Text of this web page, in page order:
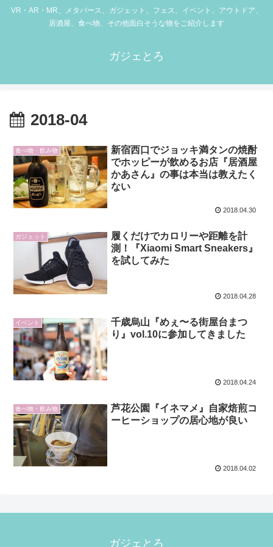
VR・AR・MR、メタバース、ガジェット、フェス、イベント、アウトドア、
居酒屋、食べ物、その他面白そうな物をご紹介します
ガジェとろ
2018-04
食べ物・飲み物
新宿西口でジョッキ満タンの焼酎
でホッピーが飲めるお店『居酒屋
かあさん』の事は本当は教えたく
ない
2018.04.30
ガジェット
履くだけでカロリーや距離を計
測！『Xiaomi Smart Sneakers』
を試してみた
2018.04.28
イベント
千歳烏山『めぇ〜る街屋台まつ
り』vol.10に参加してきました
2018.04.24
食べ物・飲み物
芦花公園『イネマメ』自家焙煎コ
ーヒーショップの居心地が良い
2018.04.02
ガジェとろ